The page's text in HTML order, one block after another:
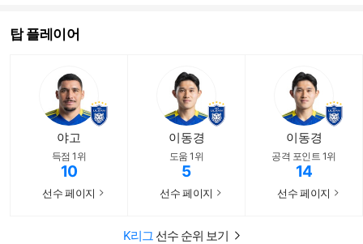
탑 플레이어
야고
득점 1위
10
선수 페이지
이동경
도움 1위
5
선수 페이지
이동경
공격 포인트 1위
14
선수 페이지
K리그 선수 순위 보기